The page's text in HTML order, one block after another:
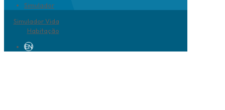
Simulador
Simulador Vida
Habitação
EN